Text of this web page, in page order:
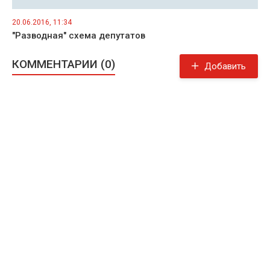
20.06.2016, 11:34
"Разводная" схема депутатов
КОММЕНТАРИИ (0) Добавить